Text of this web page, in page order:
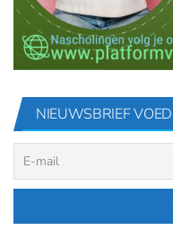
NIEUWSBRIEF